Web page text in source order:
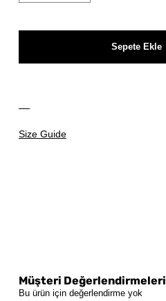
Size Guide
Sepete Ekle
Müşteri Değerlendirmeleri
Bu ürün için değerlendirme yok